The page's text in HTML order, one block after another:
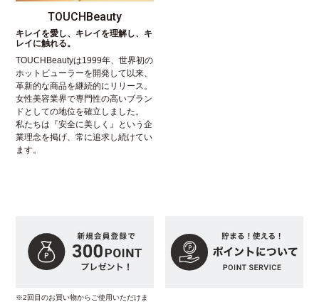
TOUCHBeauty
キレイを愛し、キレイを理解し、キ
レイに触れる。
TOUCHBeautyは1999年、世界初の
ホットビューラーを開発して以来、
革新的な商品を継続的にリリース。
女性美容業界で専門性の高いブラン
ドとしての地位を確立しました。
私たちは『安全に美しく』という企
業理念を掲げ、常に追求し続けてい
ます。
※2回目のお買い物からご使用いただけま